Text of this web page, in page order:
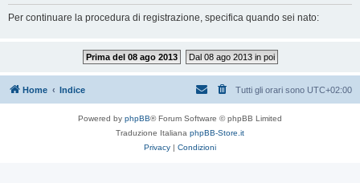
Per continuare la procedura di registrazione, specifica quando sei nato:
Prima del 08 ago 2013 Dal 08 ago 2013 in poi
Home Indice Tutti gli orari sono UTC+02:00
Powered by phpBB® Forum Software © phpBB Limited
Traduzione Italiana phpBB-Store.it
Privacy | Condizioni